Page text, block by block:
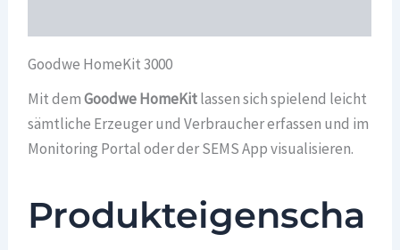
Goodwe HomeKit 3000
Mit demGoodwe HomeKitlassen sich spielend leicht
sämtliche Erzeuger und Verbraucher erfassen und im
Monitoring Portal oder der SEMS App visualisieren.
Produkteigenscha